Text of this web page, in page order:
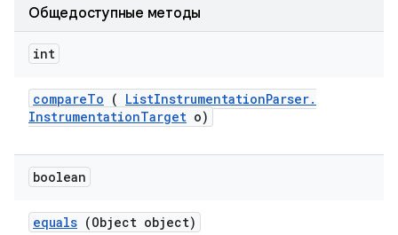
Общедоступные методы
int
compareTo ( ListInstrumentationParser.
InstrumentationTarget o)
boolean
equals (Object object)